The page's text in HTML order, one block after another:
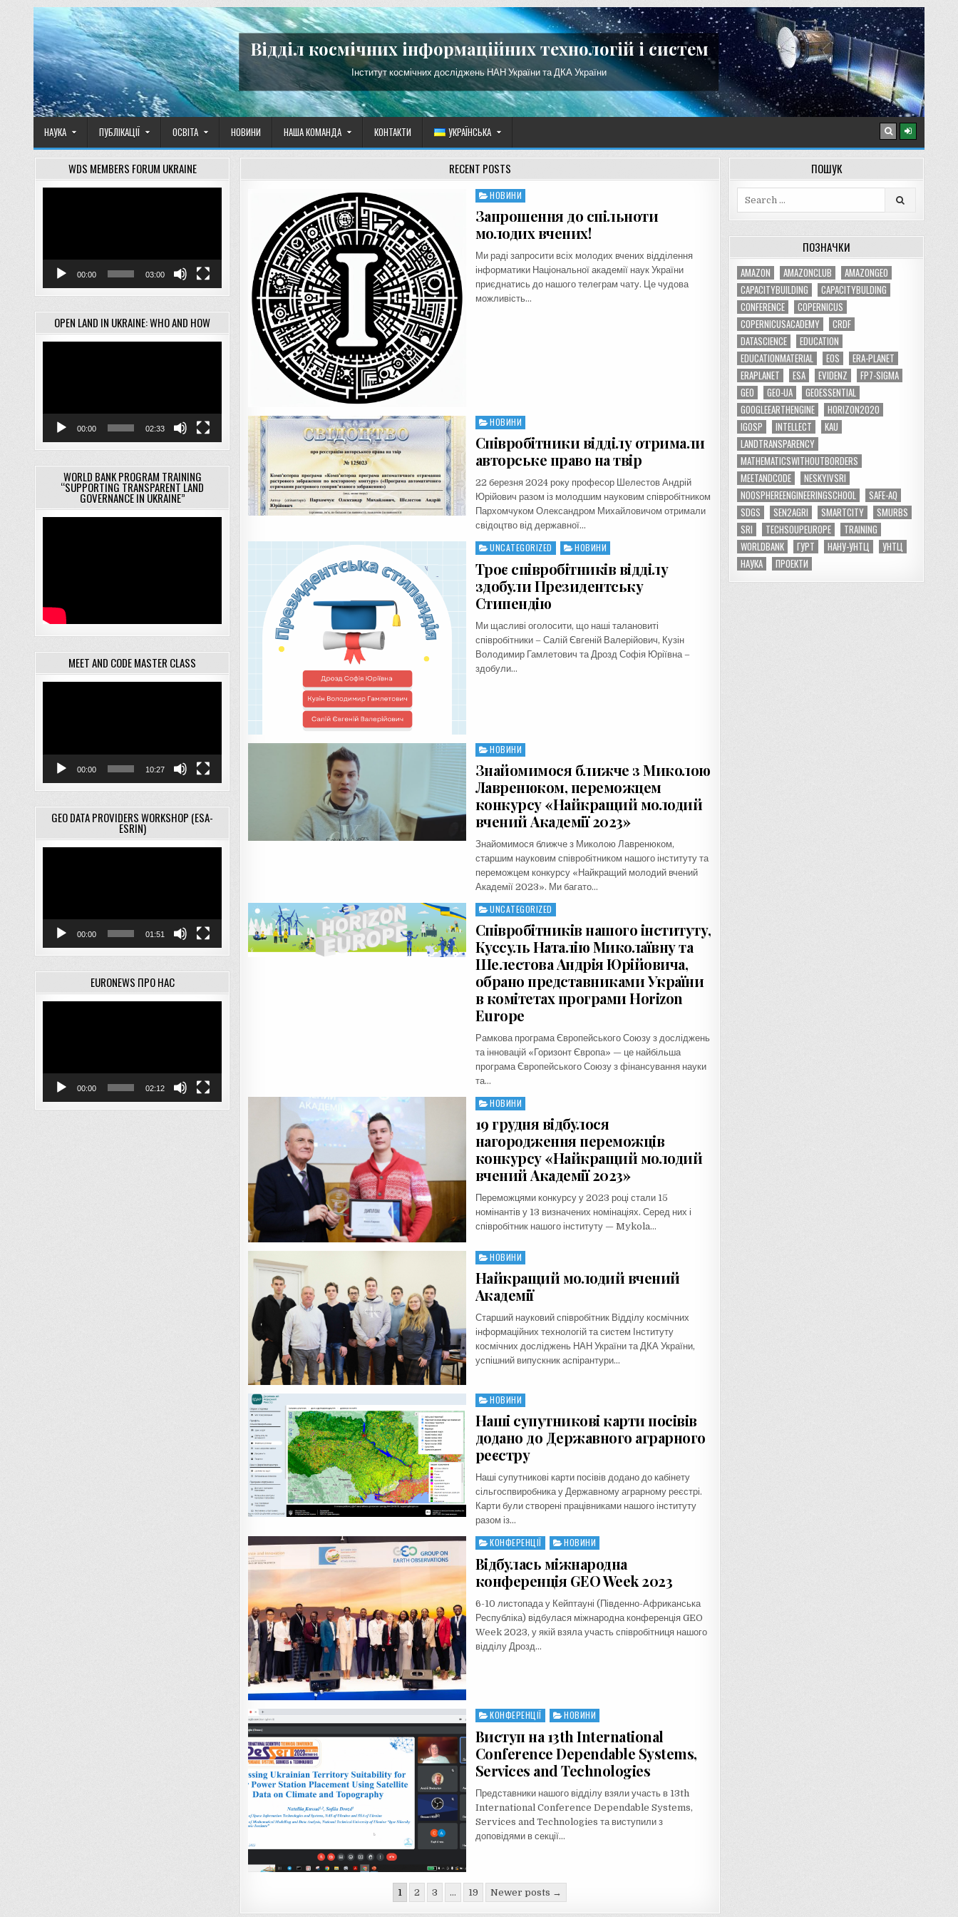
content
Відділ космічних інформаційних технологій і систем
Інститут космічних досліджень НАН України та ДКА України
НАУКА ПУБЛІКАЦІЇ ОСВІТА НОВИНИ НАША КОМАНДА КОНТАКТИ УКРАЇНСЬКА
RECENT POSTS
Posted
in
НОВИНИ
Запрошення до спільноти
молодих вчених!
Ми раді запросити всіх молодих вчених відділення
інформатики Національної академії наук України
приєднатись до нашого телеграм чату. Це чудова
можливість…
Posted
in
НОВИНИ
Співробітники відділу отримали
авторське право на твір
22 березня 2024 року професор Шелестов Андрій
Юрійович разом із молодшим науковим співробітником
Пархомчуком Олександром Михайловичом отримали
свідоцтво від державної…
Posted
UNCATEGORIZED НОВИНИ
Троє співробітників відділу
здобули Президентську
Стипендію
Ми щасливі оголосити, що наші талановиті
співробітники – Салій Євгеній Валерійович, Кузін
Володимир Гамлетович та Дрозд Софія Юріївна –
здобули…
Posted
in
НОВИНИ
Знайомимося ближче з Миколою
Лавренюком, переможцем
конкурсу «Найкращий молодий
вчений Академії 2023»
Знайомимося ближче з Миколою Лавренюком,
старшим науковим співробітником нашого інституту та
переможцем конкурсу «Найкращий молодий вчений
Академії 2023». Ми багато…
Posted
in
UNCATEGORIZED
Співробітників нашого інституту,
Куссуль Наталію Миколаївну та
Шелестова Андрія Юрійовича,
обрано представниками України
в комітетах програми Horizon
Europe
Рамкова програма Європейського Союзу з досліджень
та інновацій «Горизонт Європа» — це найбільша
програма Європейського Союзу з фінансування науки
та…
Posted
НОВИНИ
19 грудня відбулося
нагородження переможців
конкурсу «Найкращий молодий
вчений Академії 2023»
Переможцями конкурсу у 2023 році стали 15
номінантів у 13 визначених номінаціях. Серед них і
співробітник нашого інституту — Mykola…
Posted
in
НОВИНИ
Найкращий молодий вчений
Академії
Старший науковий співробітник Відділу космічних
інформаційних технологій та сиcтем Інституту
космічних досліджень НАН України та ДКА України,
успішний випускник аспірантури…
Posted
in
НОВИНИ
Наші супутникові карти посівів
додано до Державного аграрного
реєстру
Наші супутникові карти посівів додано до кабінету
сільгоспвиробника у Державному аграрному реєстрі.
Карти були створені працівниками нашого інституту
разом із…
Posted
in
КОНФЕРЕНЦІЇ НОВИНИ
Відбулась міжнародна
конференція GEO Week 2023
6-10 листопада у Кейптауні (Південно-Африканська
Республіка) відбулася міжнародна конференція GEO
Week 2023, у якій взяла участь співробітниця нашого
відділу Дрозд…
Posted
КОНФЕРЕНЦІЇ НОВИНИ
Виступ на 13th International
Conference Dependable Systems,
Services and Technologies
Представники нашого відділу взяли участь в 13th
International Conference Dependable Systems,
Services and Technologies та виступили з
доповідями в секції…
1 2 3 … 19 Newer posts →
WDS MEMBERS FORUM UKRAINE
00:00 03:00
OPEN LAND IN UKRAINE: WHO AND HOW
00:00 02:33
WORLD BANK PROGRAM TRAINING
“SUPPORTING TRANSPARENT LAND
GOVERNANCE IN UKRAINE”
MEET AND CODE MASTER CLASS
00:00 10:27
GEO DATA PROVIDERS WORKSHOP (ESA-
ESRIN)
00:00 01:51
EURONEWS ПРО НАС
00:00 02:12
ПОШУК
ПОЗНАЧКИ
AMAZON AMAZONCLUB
AMAZONGEO
CAPACITYBUILDING
CAPACITYBULDING
CONFERENCE
COPERNICUS
COPERNICUSACADEMY
CRDF
DATASCIENCE
EDUCATION
EDUCATIONMATERIAL
EOS
ERA-PLANET
ERAPLANET
ESA EVIDENZ
FP7-SIGMA
GEO
GEO-UA
GEOESSENTIAL
GOOGLEEARTHENGINE
HORIZON2020
IGOSP
INTELLECT
KAU
LANDTRANSPARENCY
MATHEMATICSWITHOUTBORDERS
MEETANDCODE
NESKYIVSRI
NOOSPHEREENGINEERINGSCHOOL
SAFE-AQ
SDGS
SEN2AGRI SMARTCITY
SMURBS
SRI
TECHSOUPEUROPE
TRAINING
WORLDBANK
ГУРТ НАНУ-УНТЦ
УНТЦ
НАУКА
ПРОЕКТИ